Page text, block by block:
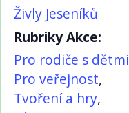
Živly Jeseníků
Rubriky Akce:
Pro rodiče s dětmi
Pro veřejnost,
Tvoření a hry,